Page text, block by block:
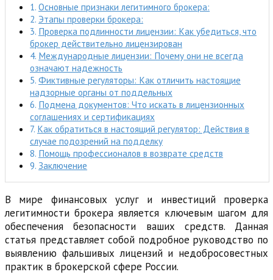
Основные признаки легитимного брокера:
Этапы проверки брокера:
Проверка подлинности лицензии: Как убедиться, что
брокер действительно лицензирован
Международные лицензии: Почему они не всегда
означают надежность
Фиктивные регуляторы: Как отличить настоящие
надзорные органы от поддельных
Подмена документов: Что искать в лицензионных
соглашениях и сертификациях
Как обратиться в настоящий регулятор: Действия в
случае подозрений на подделку
Помощь профессионалов в возврате средств
Заключение
В мире финансовых услуг и инвестиций проверка
легитимности брокера является ключевым шагом для
обеспечения безопасности ваших средств. Данная
статья представляет собой подробное руководство по
выявлению фальшивых лицензий и недобросовестных
практик в брокерской сфере России.